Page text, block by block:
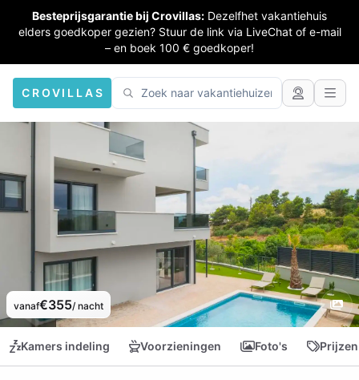
Besteprijsgarantie bij Crovillas: Dezelfhet vakantiehuis
elders goedkoper gezien? Stuur de link via LiveChat of e-mail
– en boek 100 € goedkoper!
CROVILLAS
vanaf€355/ nacht
Kamers indeling Voorzieningen Foto's